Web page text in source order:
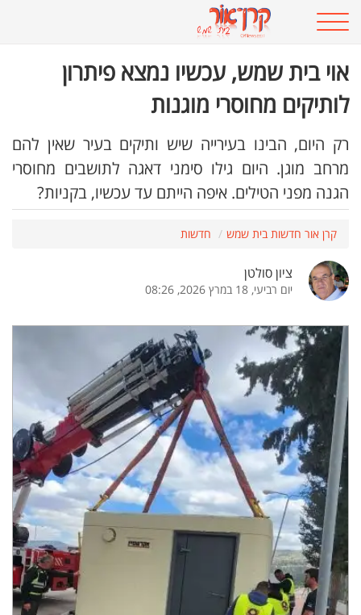
אוי בית שמש, עכשיו נמצא פיתרון
לותיקים מחוסרי מוגנות
רק היום, הבינו בעירייה שיש ותיקים בעיר שאין להם
מרחב מוגן. היום גילו סימני דאגה לתושבים מחוסרי
הגנה מפני הטילים. איפה הייתם עד עכשיו, בקניות?
קרן אור חדשות בית שמש חדשות
ציון סולטן
יום רביעי, 18 במרץ 2026, 08:26